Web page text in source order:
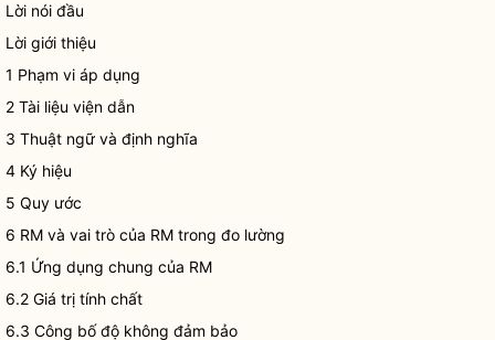
Lời nói đầu
Lời giới thiệu
1 Phạm vi áp dụng
2 Tài liệu viện dẫn
3 Thuật ngữ và định nghĩa
4 Ký hiệu
5 Quy ước
6 RM và vai trò của RM trong đo lường
6.1 Ứng dụng chung của RM
6.2 Giá trị tính chất
6.3 Công bố độ không đảm bảo